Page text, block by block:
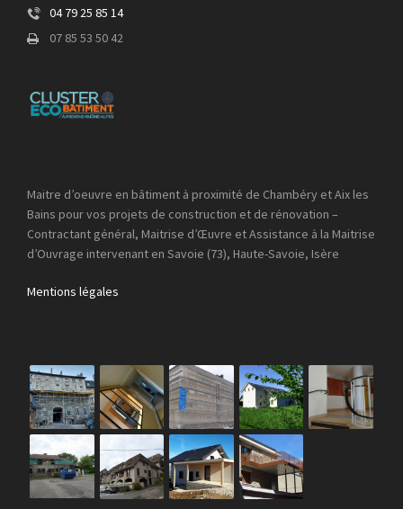
04 79 25 85 14
07 85 53 50 42
Maitre d’oeuvre en bâtiment à proximité de Chambéry et Aix les
Bains pour vos projets de construction et de rénovation –
Contractant général, Maitrise d’Œuvre et Assistance à la Maitrise
d’Ouvrage intervenant en Savoie (73), Haute-Savoie, Isère
Mentions légales